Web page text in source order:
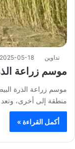
تداوين 2025-05-18
موسم زراعة
موسم زراعة الذرة
منطقة إلى أخرى،
أكمل القراءة »